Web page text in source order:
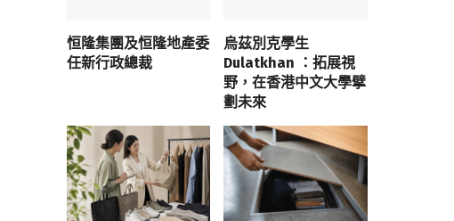
恒隆集團及恒隆地產委
任新行政總裁
烏茲別克學生
Dulatkhan ：拓展視
野，在香港中文大學擘
劃未來